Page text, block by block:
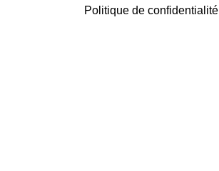
Politique de confidentialité
CALENDRIER